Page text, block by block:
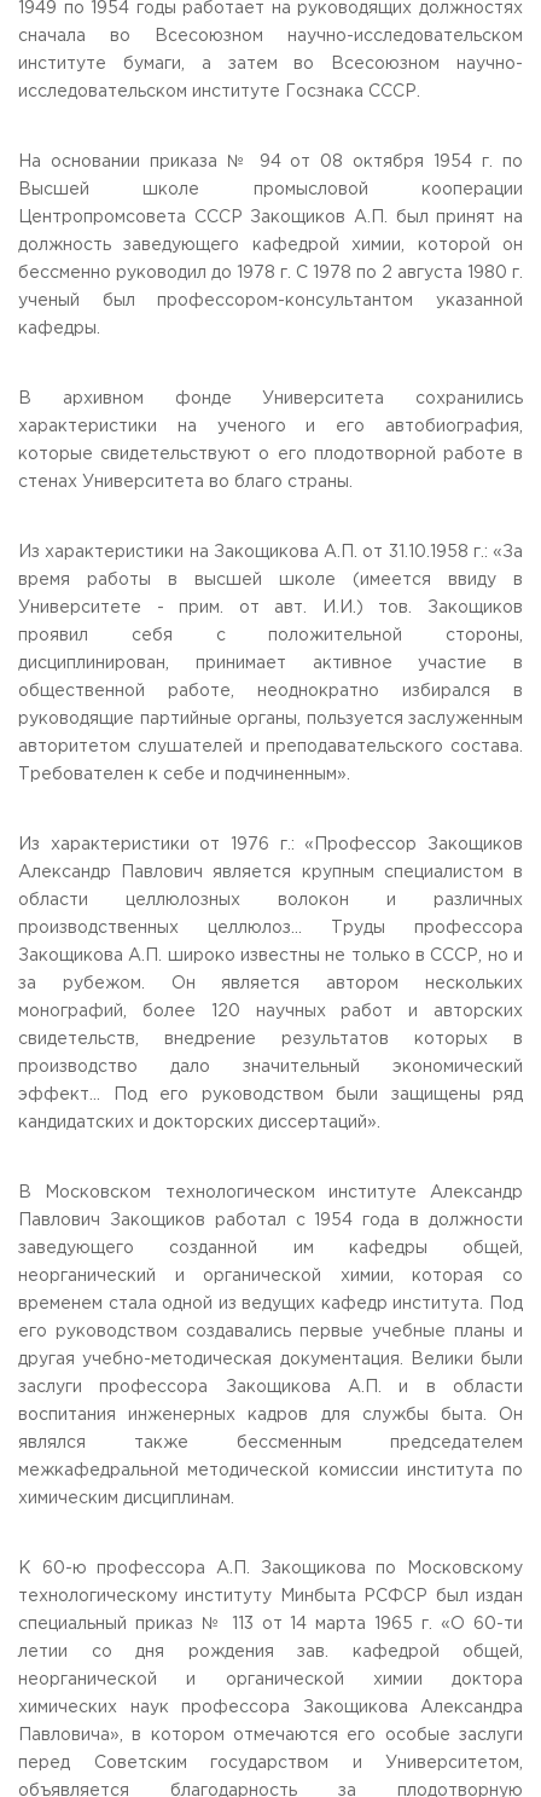
1949 по 1954 годы работает на руководящих должностях
сначала во Всесоюзном научно-исследовательском
институте бумаги, а затем во Всесоюзном научно-
исследовательском институте Госзнака СССР.
На основании приказа № 94 от 08 октября 1954 г. по
Высшей школе промысловой кооперации
Центропромсовета СССР Закощиков А.П. был принят на
должность заведующего кафедрой химии, которой он
бессменно руководил до 1978 г. С 1978 по 2 августа 1980 г.
ученый был профессором-консультантом указанной
кафедры.
В архивном фонде Университета сохранились
характеристики на ученого и его автобиография,
которые свидетельствуют о его плодотворной работе в
стенах Университета во благо страны.
Из характеристики на Закощикова А.П. от 31.10.1958 г.: «За
время работы в высшей школе (имеется ввиду в
Университете - прим. от авт. И.И.) тов. Закощиков
проявил себя с положительной стороны,
дисциплинирован, принимает активное участие в
общественной работе, неоднократно избирался в
руководящие партийные органы, пользуется заслуженным
авторитетом слушателей и преподавательского состава.
Требователен к себе и подчиненным».
Из характеристики от 1976 г.: «Профессор Закощиков
Александр Павлович является крупным специалистом в
области целлюлозных волокон и различных
производственных целлюлоз… Труды профессора
Закощикова А.П. широко известны не только в СССР, но и
за рубежом. Он является автором нескольких
монографий, более 120 научных работ и авторских
свидетельств, внедрение результатов которых в
производство дало значительный экономический
эффект… Под его руководством были защищены ряд
кандидатских и докторских диссертаций».
В Московском технологическом институте Александр
Павлович Закощиков работал с 1954 года в должности
заведующего созданной им кафедры общей,
неорганический и органической химии, которая со
временем стала одной из ведущих кафедр института. Под
его руководством создавались первые учебные планы и
другая учебно-методическая документация. Велики были
заслуги профессора Закощикова А.П. и в области
воспитания инженерных кадров для службы быта. Он
являлся также бессменным председателем
межкафедральной методической комиссии института по
химическим дисциплинам.
К 60-ю профессора А.П. Закощикова по Московскому
технологическому институту Минбыта РСФСР был издан
специальный приказ № 113 от 14 марта 1965 г. «О 60-ти
летии со дня рождения зав. кафедрой общей,
неорганической и органической химии доктора
химических наук профессора Закощикова Александра
Павловича», в котором отмечаются его особые заслуги
перед Советским государством и Университетом,
объявляется благодарность за плодотворную